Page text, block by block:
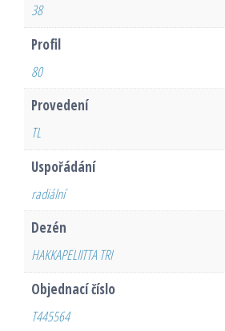
38
Profil
80
Provedení
TL
Uspořádání
radiální
Dezén
HAKKAPELIITTA TRI
Objednací číslo
T445564